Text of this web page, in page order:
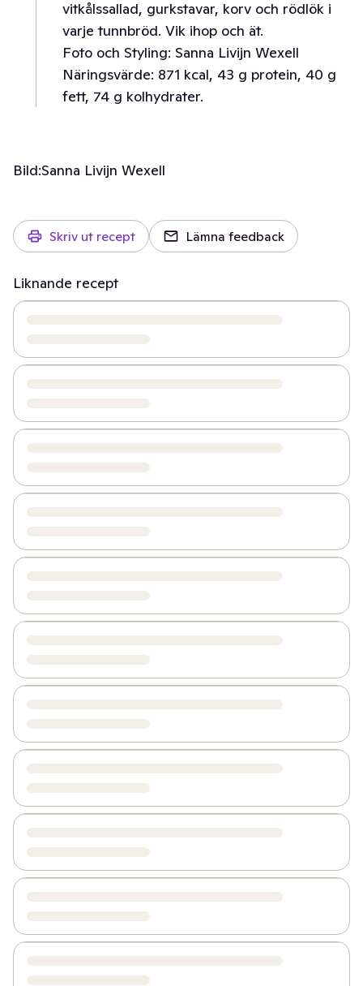
vitkålssallad, gurkstavar, korv och rödlök i
varje tunnbröd. Vik ihop och ät.
Foto och Styling: Sanna Livijn Wexell
Näringsvärde: 871 kcal, 43 g protein, 40 g
fett, 74 g kolhydrater.
Bild:Sanna Livijn Wexell
Skriv ut recept Lämna feedback
Liknande recept